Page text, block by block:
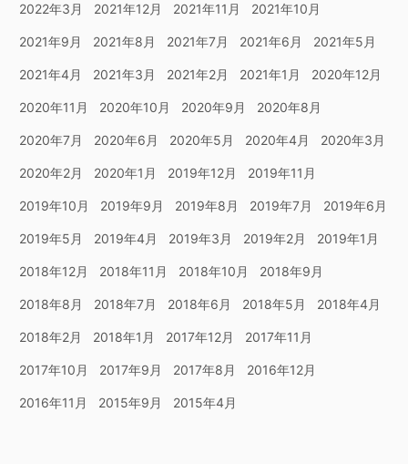
2022年3月 2021年12月 2021年11月 2021年10月
2021年9月 2021年8月 2021年7月 2021年6月 2021年5月
2021年4月 2021年3月 2021年2月 2021年1月 2020年12月
2020年11月 2020年10月 2020年9月 2020年8月
2020年7月 2020年6月 2020年5月 2020年4月 2020年3月
2020年2月 2020年1月 2019年12月 2019年11月
2019年10月 2019年9月 2019年8月 2019年7月 2019年6月
2019年5月 2019年4月 2019年3月 2019年2月 2019年1月
2018年12月 2018年11月 2018年10月 2018年9月
2018年8月 2018年7月 2018年6月 2018年5月 2018年4月
2018年2月 2018年1月 2017年12月 2017年11月
2017年10月 2017年9月 2017年8月 2016年12月
2016年11月 2015年9月 2015年4月